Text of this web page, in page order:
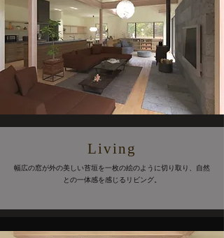
Living
幅広の窓が外の美しい苔垣を一枚の絵のように切り取り、自然
との一体感を感じるリビング。